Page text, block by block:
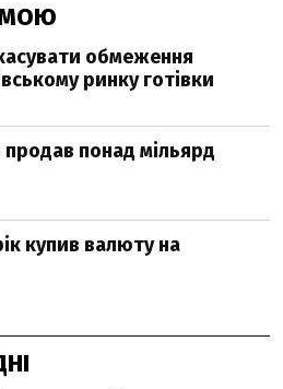
обмеження
ринку готівки
понад мільярд
купив валюту на